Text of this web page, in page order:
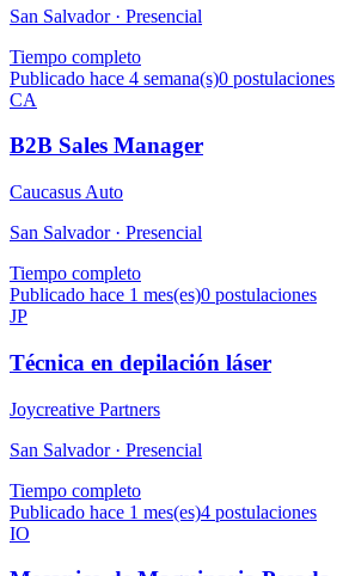
San Salvador · Presencial
Tiempo completo
Publicado hace 4 semana(s)0 postulaciones
CA
B2B Sales Manager
Caucasus Auto
San Salvador · Presencial
Tiempo completo
Publicado hace 1 mes(es)0 postulaciones
JP
Técnica en depilación láser
Joycreative Partners
San Salvador · Presencial
Tiempo completo
Publicado hace 1 mes(es)4 postulaciones
IO